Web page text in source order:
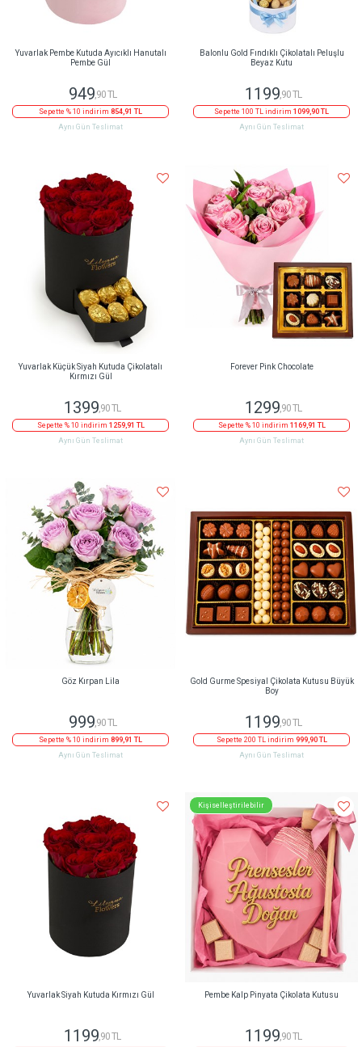
Yuvarlak Pembe Kutuda Ayıcıklı Hanutalı
Pembe Gül
949,90 TL
Sepette % 10 indirim 854,91 TL
Aynı Gün Teslimat
Balonlu Gold Fındıklı Çikolatalı Peluşlu
Beyaz Kutu
1199,90 TL
Sepette 100 TL indirim 1099,90 TL
Aynı Gün Teslimat
Yuvarlak Küçük Siyah Kutuda Çikolatalı
Kırmızı Gül
1399,90 TL
Sepette % 10 indirim 1259,91 TL
Aynı Gün Teslimat
Forever Pink Chocolate
1299,90 TL
Sepette % 10 indirim 1169,91 TL
Aynı Gün Teslimat
Göz Kırpan Lila
999,90 TL
Sepette % 10 indirim 899,91 TL
Aynı Gün Teslimat
Gold Gurme Spesiyal Çikolata Kutusu Büyük
Boy
1199 ,90 TL
Sepette 200 TL indirim 999,90 TL
Aynı Gün Teslimat
Yuvarlak Siyah Kutuda Kırmızı Gül
1199,90 TL
Kişiselleştirilebilir
Pembe Kalp Pinyata Çikolata Kutusu
1199,90 TL